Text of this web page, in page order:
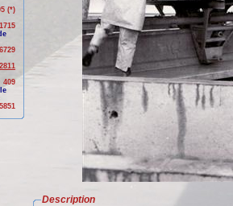
(*)
1715
2811
409
Description